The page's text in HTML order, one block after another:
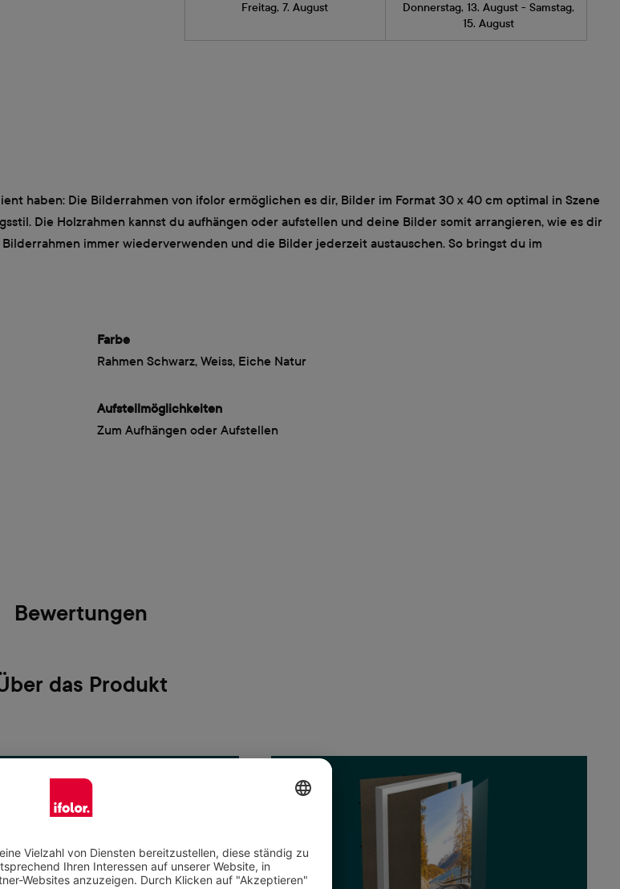
Freitag, 7. August
Donnerstag, 13. August - Samstag,
15. August
haben: Die Bilderrahmen von ifolor ermöglichen es dir, Bilder im Format 30 x 40 cm optimal in Szene
Die Holzrahmen kannst du aufhängen oder aufstellen und deine Bilder somit arrangieren, wie es dir
immer wiederverwenden und die Bilder jederzeit austauschen. So bringst du im
Farbe
Rahmen Schwarz, Weiss, Eiche Natur
Aufstellmöglichkeiten
Zum Aufhängen oder Aufstellen
Bewertungen
das Produkt